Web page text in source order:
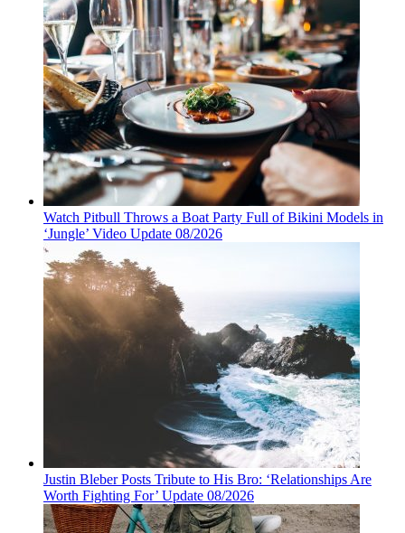
Watch Pitbull Throws a Boat Party Full of Bikini Models in
‘Jungle’ Video Update 08/2026
Justin Bleber Posts Tribute to His Bro: ‘Relationships Are
Worth Fighting For’ Update 08/2026